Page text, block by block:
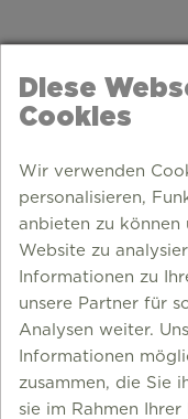
Diese
Cookies
Wir verwenden
personalisieren,
anbieten zu können
Website zu
Informationen zu
unsere Partner für
Analysen weiter.
Informationen
zusammen, die Sie
sie im Rahmen
KREIS UNNA